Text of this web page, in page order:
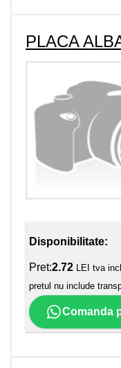
PLACA
Disponibilitate:
Pret:2.72 LEI tva
pretul nu include
Comanda